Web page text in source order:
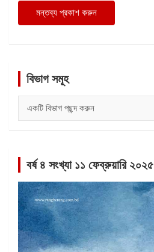
বিভাগ সমূহ
সমূহ
বর্ষ ৪ সংখ্যা ১১ ফেব্রুয়ারি ২০২৫